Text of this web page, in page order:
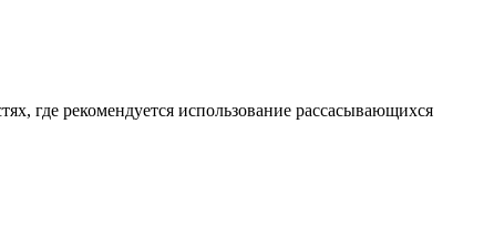
где рекомендуется использование рассасывающихся